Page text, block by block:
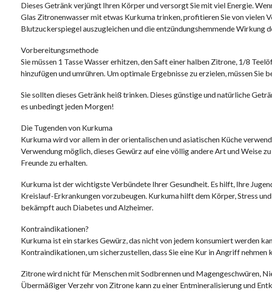
Dieses Getränk verjüngt Ihren Körper und versorgt Sie mit viel Energie.
Glas Zitronenwasser mit etwas Kurkuma trinken, profitieren Sie von vielen
Blutzuckerspiegel auszugleichen und die entzündungshemmende Wirkung
Vorbereitungsmethode
Sie müssen 1 Tasse Wasser erhitzen, den Saft einer halben Zitrone, 1/8
hinzufügen und umrühren. Um optimale Ergebnisse zu erzielen, müssen
Sie sollten dieses Getränk heiß trinken. Dieses günstige und natürliche
es unbedingt jeden Morgen!
Die Tugenden von Kurkuma
Kurkuma wird vor allem in der orientalischen und asiatischen Küche
Verwendung möglich, dieses Gewürz auf eine völlig andere Art und Weise
Freunde zu erhalten.
Kurkuma ist der wichtigste Verbündete Ihrer Gesundheit. Es hilft, Ihre
Kreislauf-Erkrankungen vorzubeugen. Kurkuma hilft dem Körper, Stress
bekämpft auch Diabetes und Alzheimer.
Kontraindikationen?
Kurkuma ist ein starkes Gewürz, das nicht von jedem konsumiert werden
Kontraindikationen, um sicherzustellen, dass Sie eine Kur in Angriff nehmen
Zitrone wird nicht für Menschen mit Sodbrennen und Magengeschwüren,
Übermäßiger Verzehr von Zitrone kann zu einer Entmineralisierung und